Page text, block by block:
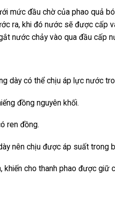
mức đầu chờ của phao quả
ra, khi đó nước sẽ được cấp
nước chảy vào qua đầu cấp
dày có thể chịu áp lực nước
đồng nguyên khối.
ren đồng.
nên chịu được áp suất trong
khiến cho thanh phao được giữ